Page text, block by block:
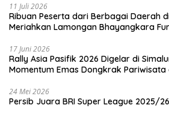
11 Juli 2026
Ribuan Peserta dari Berbagai Daerah
Meriahkan Lamongan Bhayangkara
17 Juni 2026
Rally Asia Pasifik 2026 Digelar di
Momentum Emas Dongkrak
24 Mei 2026
Persib Juara BRI Super League 2025/26